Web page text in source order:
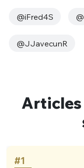
@iFred4S
@JJavecunR
Articles
#1